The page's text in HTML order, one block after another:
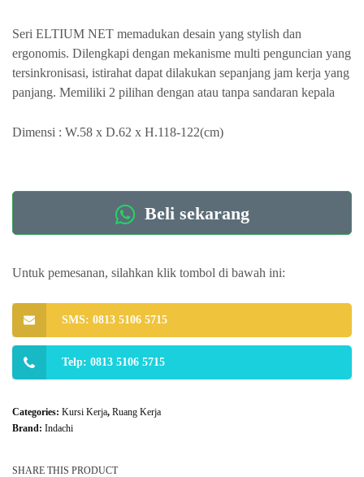
Seri ELTIUM NET memadukan desain yang stylish dan
ergonomis. Dilengkapi dengan mekanisme multi penguncian yang
tersinkronisasi, istirahat dapat dilakukan sepanjang jam kerja yang
panjang. Memiliki 2 pilihan dengan atau tanpa sandaran kepala
Dimensi : W.58 x D.62 x H.118-122(cm)
Beli sekarang
Untuk pemesanan, silahkan klik tombol di bawah ini:
SMS: 0813 5106 5715
Telp: 0813 5106 5715
Categories: Kursi Kerja, Ruang Kerja
Brand: Indachi
SHARE THIS PRODUCT